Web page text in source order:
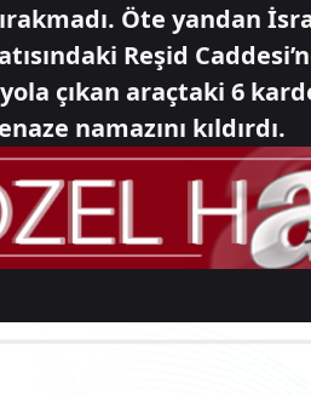
Öte yandan
Reşid
yola çıkan araçtaki 6
namazını kıldırdı.